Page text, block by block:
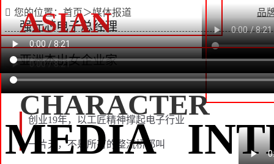
您的位置：首页＞媒体报道 品
强元芯电子总经理
亚洲杰出女企业家
创业19年，以工匠精神撑起电子行业
一片天，不是所有的整流桥都叫
MEDIA
ASIAN
CHARACTER